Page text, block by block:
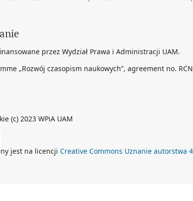
przez Wydział Prawa i Administracji UAM.
„Rozwój czasopism naukowych”, agreement no.
(c) 2023 WPiA UAM
jest na licencji Creative Commons Uznanie autorstwa